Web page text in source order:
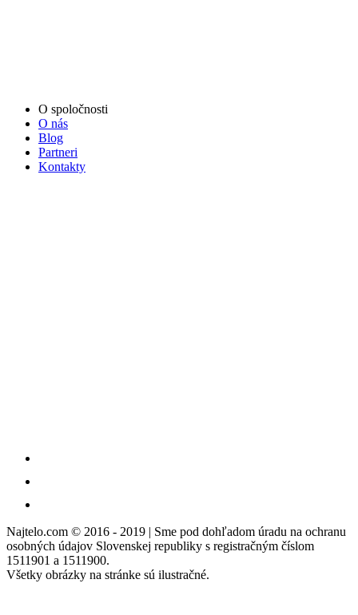
O spoločnosti
O nás
Blog
Partneri
Kontakty
Najtelo.com © 2016 - 2019 | Sme pod dohľadom úradu na ochranu
osobných údajov Slovenskej republiky s registračným číslom
1511901 a 1511900.
Všetky obrázky na stránke sú ilustračné.